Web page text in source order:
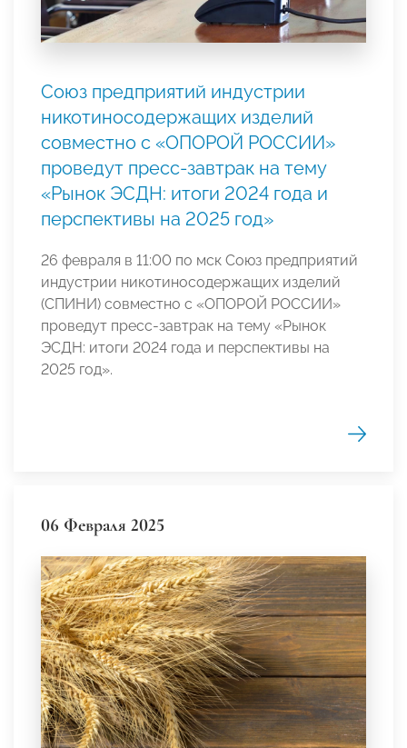
Союз предприятий индустрии
никотиносодержащих изделий
совместно с «ОПОРОЙ РОССИИ»
проведут пресс-завтрак на тему
«Рынок ЭСДН: итоги 2024 года и
перспективы на 2025 год»
26 февраля в 11:00 по мск Союз предприятий
индустрии никотиносодержащих изделий
(СПИНИ) совместно с «ОПОРОЙ РОССИИ»
проведут пресс-завтрак на тему «Рынок
ЭСДН: итоги 2024 года и перспективы на
2025 год».
06 Февраля 2025